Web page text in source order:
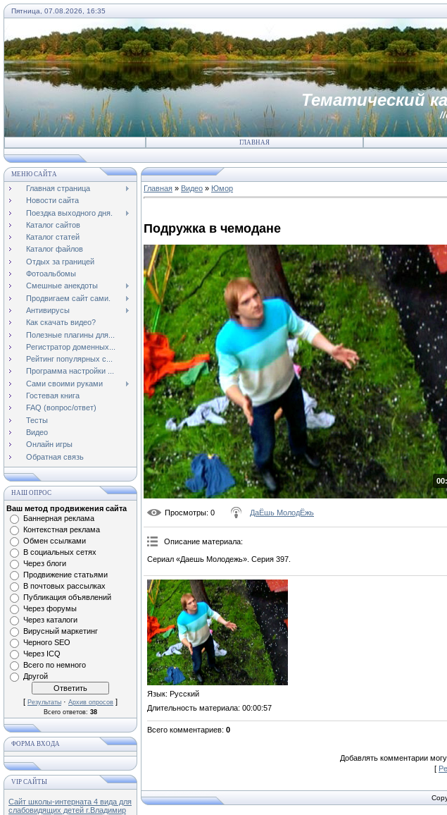
Пятница, 07.08.2026, 16:35
Тематический
//
ГЛАВНАЯ
МЕНЮ САЙТА
Главная страница
Новости сайта
Поездка выходного дня.
Каталог сайтов
Каталог статей
Каталог файлов
Отдых за границей
Фотоальбомы
Смешные анекдоты
Продвигаем сайт сами.
Антивирусы
Как скачать видео?
Полезные плагины для...
Регистратор доменных...
Рейтинг популярных с...
Программа настройки ...
Сами своими руками
Гостевая книга
FAQ (вопрос/ответ)
Тесты
Видео
Онлайн игры
Обратная связь
НАШ ОПРОС
Ваш метод продвижения сайта
Баннерная реклама
Контекстная реклама
Обмен ссылками
В социальных сетях
Через блоги
Продвижение статьями
В почтовых рассылках
Публикация объявлений
Через форумы
Через каталоги
Вирусный маркетинг
Черного SEO
Через ICQ
Всего по немного
Другой
[ Результаты · Архив опросов ]
Всего ответов: 38
ФОРМА ВХОДА
VIP САЙТЫ
Сайт школы-интерната 4 вида для
слабовидящих детей г.Владимир
Главная » Видео » Юмор
Подружка в чемодане
Просмотры: 0 ДаЁшь МолодЁжь
Описание материала:
Сериал «Даешь Молодежь». Серия 397.
Язык: Русский
Длительность материала: 00:00:57
Всего комментариев: 0
Добавлять комментарии
[